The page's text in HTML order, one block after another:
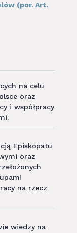
(por. Art.
na celu
oraz
i współpracy
Episkopatu
oraz
na rzecz
wiedzy na